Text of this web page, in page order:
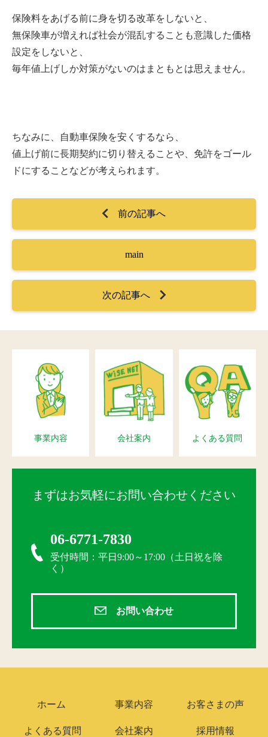
保険料をあげる前に身を切る改革をしないと、
無保険車が増えれば社会が混乱することも意識した価格
設定をしないと、
毎年値上げしか対策がないのはまともとは思えません。
ちなみに、自動車保険を安くするなら、
値上げ前に長期契約に切り替えることや、免許をゴール
ドにすることなどが考えられます。
前の記事へ
main
次の記事へ
事業内容 会社案内 よくある質問
まずはお気軽にお問い合わせください
06-6771-7830
受付時間：平日9:00～17:00（土日祝を除
く）
お問い合わせ
ホーム 事業内容 お客さまの声
よくある質問 会社案内 採用情報